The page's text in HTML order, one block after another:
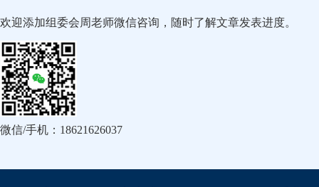
欢迎添加组委会周老师微信咨询，随时了解文章发表进度。
微信/手机：18621626037